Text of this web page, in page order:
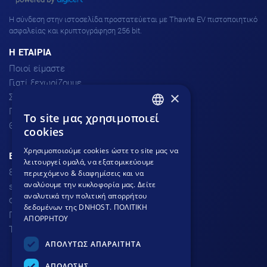
H σύνδεση στην ιστοσελίδα προστατεύεται με Thawte EV πιστοποιητικό
ασφαλείας και κρυπτογράφηση 256 bit.
H ΕΤΑΙΡΙΑ
Ποιοί είμαστε
Γιατί ξεχωρίζουμε
Σχόλια πελατών
Προσφορές
Θέσεις Εργασίας
ΕΞΥΠΗΡΕΤΗΣΗ ΠΕΛΑΤΩΝ
801.300.3520 - 210.953.6767
support
dnhost.gr
Φόρμα επικοινωνίας
Γνωσιακή βάση
Τρόποι Πληρωμής
GREEK
×
To site μας χρησιμοποιεί
cookies
Χρησιμοποιούμε cookies ώστε το site μας να
λειτουργεί ομαλά, να εξατομικεύουμε
περιεχόμενο & διαφημίσεις και να
αναλύουμε την κυκλοφορία μας. Δείτε
αναλυτικά την πολιτική απορρήτου
δεδομένων της DNHOST. ΠΟΛΙΤΙΚΗ
ΑΠΟΡΡΗΤΟΥ
ΑΠΟΛΥΤΩΣ ΑΠΑΡΑΙΤΗΤΑ